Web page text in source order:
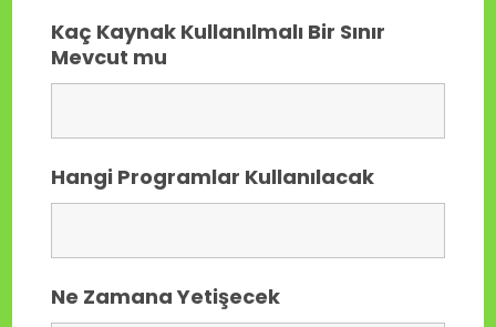
Kaç Kaynak Kullanılmalı Bir Sınır
Mevcut mu
Hangi Programlar Kullanılacak
Ne Zamana Yetişecek